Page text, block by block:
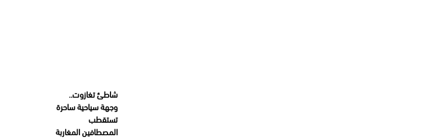
شاطئ تغازوت..
وجهة سياحية ساحرة
تستقطب
المصطافين المغاربة